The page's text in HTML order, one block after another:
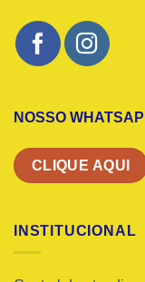
NOSSO
CLIQUE AQUI
INSTITUCIONAL